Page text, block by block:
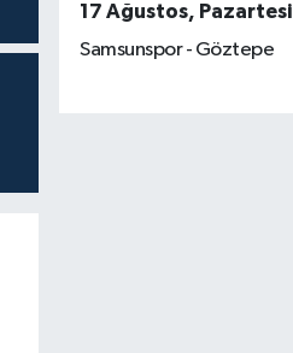
17 Ağustos, Pazartesi
Samsunspor - Göztepe